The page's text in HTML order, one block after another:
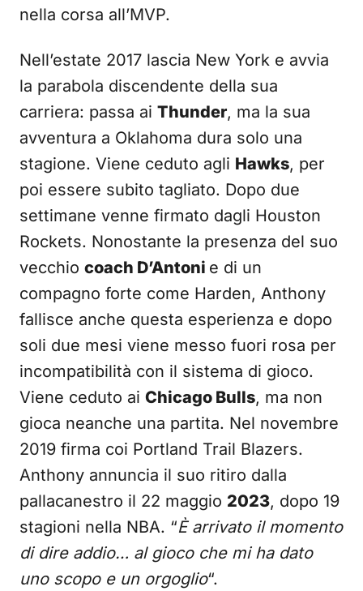
nella corsa all’MVP.
Nell’estate 2017 lascia New York e avvia
la parabola discendente della sua
carriera: passa ai Thunder, ma la sua
avventura a Oklahoma dura solo una
stagione. Viene ceduto agli Hawks, per
poi essere subito tagliato. Dopo due
settimane venne firmato dagli Houston
Rockets. Nonostante la presenza del suo
vecchio coach D’Antoni e di un
compagno forte come Harden, Anthony
fallisce anche questa esperienza e dopo
soli due mesi viene messo fuori rosa per
incompatibilità con il sistema di gioco.
Viene ceduto ai Chicago Bulls, ma non
gioca neanche una partita. Nel novembre
2019 firma coi Portland Trail Blazers.
Anthony annuncia il suo ritiro dalla
pallacanestro il 22 maggio 2023, dopo 19
stagioni nella NBA. “È arrivato il momento
di dire addio… al gioco che mi ha dato
uno scopo e un orgoglio“.